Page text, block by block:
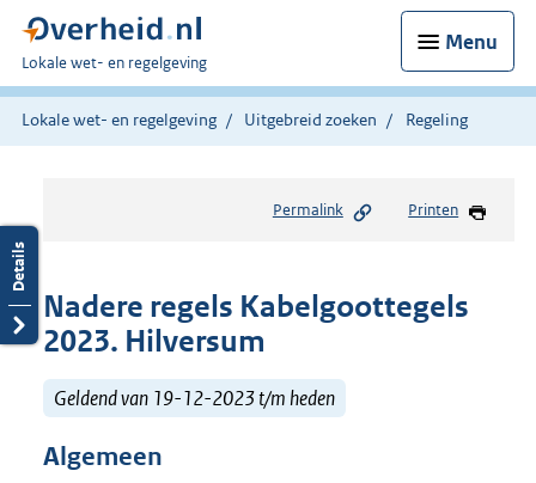
Menu
U
bent
hier:
Lokale wet- en regelgeving
Lokale wet- en regelgeving Uitgebreid zoeken Regeling
Permalink Printen
Nadere regels Kabelgoottegels
2023. Hilversum
Geldend van 19-12-2023 t/m heden
Algemeen